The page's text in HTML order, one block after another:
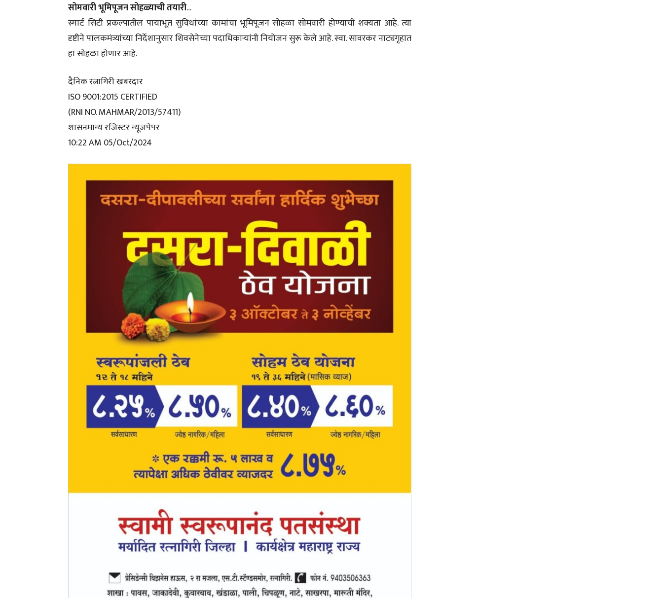
सोमवारी भूमिपूजन सोहळ्याची तयारी…
स्मार्ट सिटी प्रकल्पातील पायाभूत सुविधांच्या कामांचा भूमिपूजन सोहळा सोमवारी होण्याची शक्यता आहे. त्या
दृष्टीने पालकमंत्र्यांच्या निर्देशानुसार शिवसेनेच्या पदाधिकाऱ्यांनी नियोजन सुरू केले आहे. स्वा. सावरकर नाट्यगृहात
हा सोहळा होणार आहे.
दैनिक रत्नागिरी खबरदार
ISO 9001:2015 CERTIFIED
(RNI NO. MAHMAR/2013/57411)
शासनमान्य रजिस्टर न्यूजपेपर
10:22 AM 05/Oct/2024